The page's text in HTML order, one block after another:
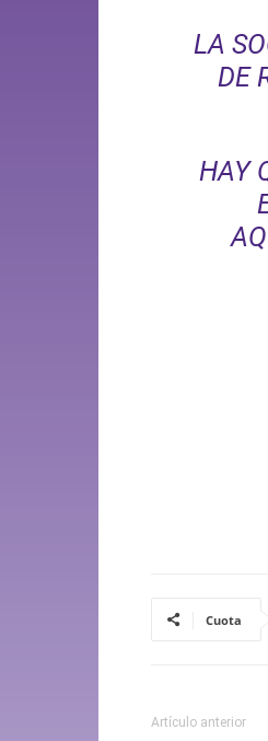
LA
DE
HAY
Cuota
Artículo anterior